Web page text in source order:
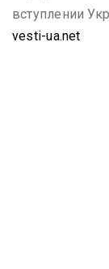
вступлении
vesti-ua.net